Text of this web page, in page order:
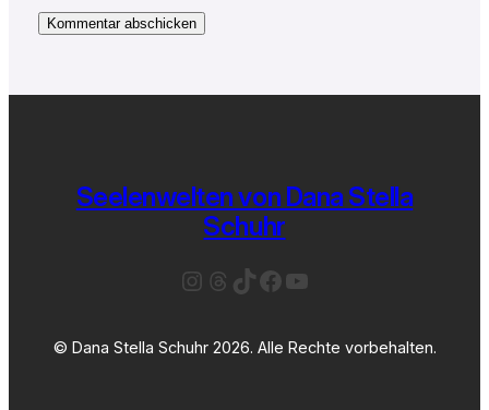
Seelenwelten von Dana Stella
Schuhr
Instagram
Threads
TikTok
Facebook
YouTube
© Dana Stella Schuhr 2026. Alle Rechte vorbehalten.